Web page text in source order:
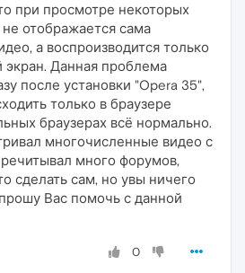
при просмотре некоторых
отображается сама
а воспроизводится только
экран. Данная проблема
после установки "Opera 35",
только в браузере
браузерах всё нормально.
многочисленные видео с
много форумов,
сделать сам, но увы ничего
Вас помочь с данной
0